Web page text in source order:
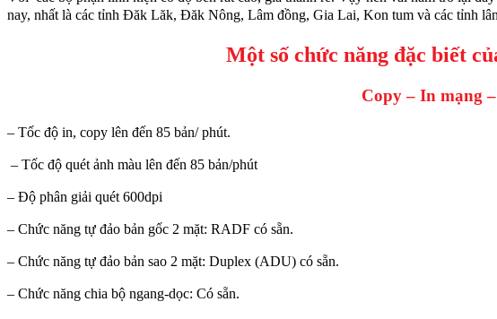
nay, nhất là các tỉnh Đăk Lăk, Đăk Nông, Lâm đồng, Gia Lai, Kon tum và các tỉnh
Một số chức năng đặc biết
Copy – In mạng
– Tốc độ in, copy lên đến 85 bản/ phút.
– Tốc độ quét ảnh màu lên đến 85 bản/phút
– Độ phân giải quét 600dpi
– Chức năng tự đảo bản gốc 2 mặt: RADF có sẵn.
– Chức năng tự đảo bản sao 2 mặt: Duplex (ADU) có sẵn.
– Chức năng chia bộ ngang-dọc: Có sẵn.